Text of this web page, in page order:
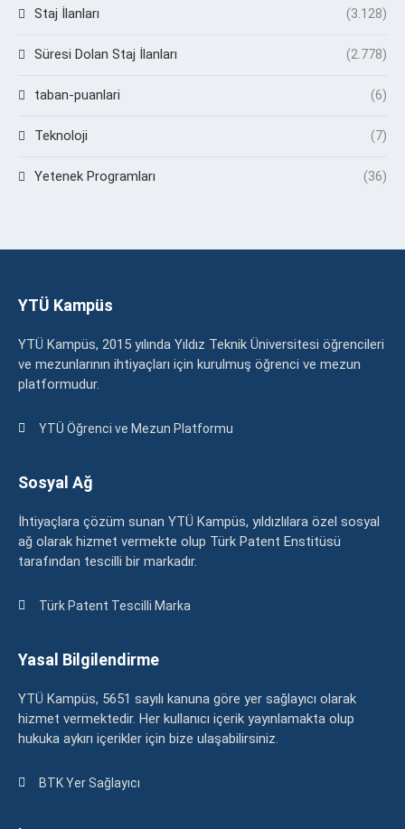
Staj İlanları (3.128)
Süresi Dolan Staj İlanları (2.778)
taban-puanlari (6)
Teknoloji (7)
Yetenek Programları (36)
YTÜ Kampüs
YTÜ Kampüs, 2015 yılında Yıldız Teknik Üniversitesi öğrencileri
ve mezunlarının ihtiyaçları için kurulmuş öğrenci ve mezun
platformudur.
YTÜ Öğrenci ve Mezun Platformu
Sosyal Ağ
İhtiyaçlara çözüm sunan YTÜ Kampüs, yıldızlılara özel sosyal
ağ olarak hizmet vermekte olup Türk Patent Enstitüsü
tarafından tescilli bir markadır.
Türk Patent Tescilli Marka
Yasal Bilgilendirme
YTÜ Kampüs, 5651 sayılı kanuna göre yer sağlayıcı olarak
hizmet vermektedir. Her kullanıcı içerik yayınlamakta olup
hukuka aykırı içerikler için bize ulaşabilirsiniz.
BTK Yer Sağlayıcı